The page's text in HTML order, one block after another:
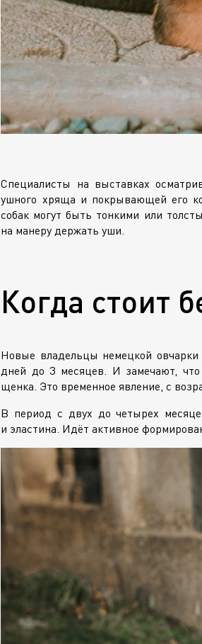
Специалисты на выставках
ушного хряща и покрывающей его
собак могут быть тонкими или
на манеру держать уши.
Когда стоит
Новые владельцы немецкой
дней до 3 месяцев. И замечают,
щенка. Это временное явление, с
В период с двух до четырех
и эластина. Идёт активное